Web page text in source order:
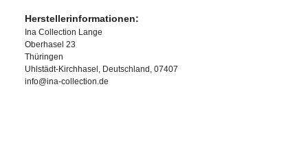
Herstellerinformationen:
Ina Collection Lange
Oberhasel 23
Thüringen
Uhlstädt-Kirchhasel, Deutschland, 07407
info@ina-collection.de